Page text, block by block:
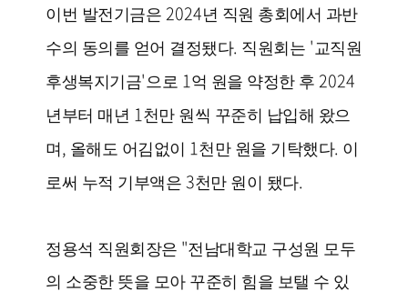
이번 발전기금은 2024년 직원 총회에서 과반
수의 동의를 얻어 결정됐다. 직원회는 '교직원
후생복지기금'으로 1억 원을 약정한 후 2024
년부터 매년 1천만 원씩 꾸준히 납입해 왔으
며 , 올해도 어김없이 1천만 원을 기탁했다. 이
로써 누적 기부액은 3천만 원이 됐다.
정용석 직원회장은 "전남대학교 구성원 모두
의 소중한 뜻을 모아 꾸준히 힘을 보탤 수 있